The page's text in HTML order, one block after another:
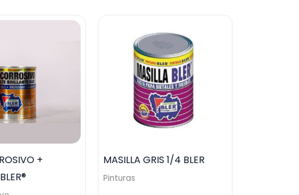
+
MASILLA GRIS 1/4 BLER
Pinturas